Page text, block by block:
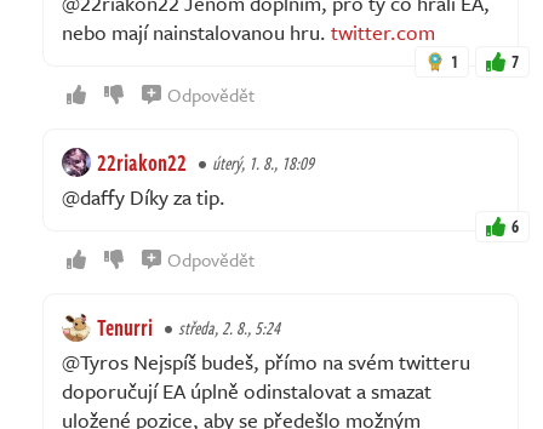
nebo mají nainstalovanou hru. twitter.com
1 7
Odpovědět
22riakon22 úterý, 1. 8., 18:09
@daffy Díky za tip.
6
Odpovědět
Tenurri středa, 2. 8., 5:24
@Tyros Nejspíš budeš, přímo na svém twitteru
doporučují EA úplně odinstalovat a smazat
uložené pozice, aby se předešlo možným